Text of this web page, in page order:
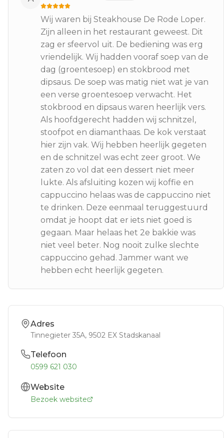
Wij waren bij Steakhouse De Rode Loper.
Zijn alleen in het restaurant geweest. Dit
zag er sfeervol uit. De bediening was erg
vriendelijk. Wij hadden vooraf soep van de
dag (groentesoep) en stokbrood met
dipsaus. De soep was matig niet wat je van
een verse groentesoep verwacht. Het
stokbrood en dipsaus waren heerlijk vers.
Als hoofdgerecht hadden wij schnitzel,
stoofpot en diamanthaas. De kok verstaat
hier zijn vak. Wij hebben heerlijk gegeten
en de schnitzel was echt zeer groot. We
zaten zo vol dat een dessert niet meer
lukte. Als afsluiting kozen wij koffie en
cappuccino helaas was de cappuccino niet
te drinken. Deze eenmaal teruggestuurd
omdat je hoopt dat er iets niet goed is
gegaan. Maar helaas het 2e bakkie was
niet veel beter. Nog nooit zulke slechte
cappuccino gehad. Jammer want we
hebben echt heerlijk gegeten.
Adres
Tinnegieter 35A, 9502 EX Stadskanaal
Telefoon
0599 621 030
Website
Bezoek website